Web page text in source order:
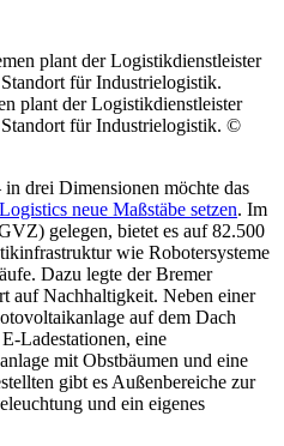
plant der Logistikdienstleister
für Industrielogistik. ©
drei Dimensionen möchte das
neue Maßstäbe setzen. Im
gelegen, bietet es auf 82.500
wie Robotersysteme
Dazu legte der Bremer
auf Nachhaltigkeit. Neben einer
auf dem Dach
Ladestationen, eine
mit Obstbäumen und eine
gibt es Außenbereiche zur
und ein eigenes